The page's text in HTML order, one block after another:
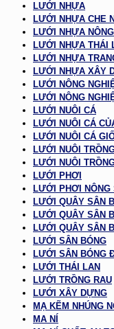
LƯỚI NHỰA
LƯỚI NHỰA CHE
LƯỚI NHỰA
LƯỚI NHỰA THÁI
LƯỚI NHỰA
LƯỚI NHỰA XÂY
LƯỚI NÔNG
LƯỚI NÔNG
LƯỚI NUÔI CÁ
LƯỚI NUÔI CÁ
LƯỚI NUÔI CÁ
LƯỚI NUÔI
LƯỚI NUÔI
LƯỚI PHƠI
LƯỚI PHƠI NÔNG
LƯỚI QUÂY SÂN
LƯỚI QUÂY SÂN
LƯỚI QUÂY SÂN
LƯỚI SÂN BÓNG
LƯỚI SÂN BÓNG
LƯỚI THÁI LAN
LƯỚI TRỒNG RAU
LƯỚI XÂY DỰNG
MẠ KẼM NHÚNG
MA NÍ